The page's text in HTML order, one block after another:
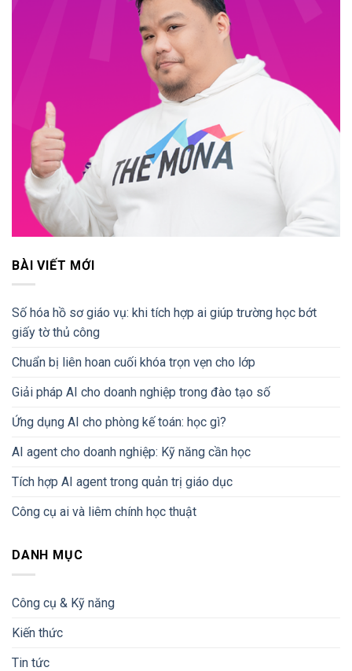
BÀI VIẾT MỚI
Số hóa hồ sơ giáo vụ: khi tích hợp ai giúp trường học bớt
giấy tờ thủ công
Chuẩn bị liên hoan cuối khóa trọn vẹn cho lớp
Giải pháp AI cho doanh nghiệp trong đào tạo số
Ứng dụng AI cho phòng kế toán: học gì?
AI agent cho doanh nghiệp: Kỹ năng cần học
Tích hợp AI agent trong quản trị giáo dục
Công cụ ai và liêm chính học thuật
DANH MỤC
Công cụ & Kỹ năng
Kiến thức
Tin tức